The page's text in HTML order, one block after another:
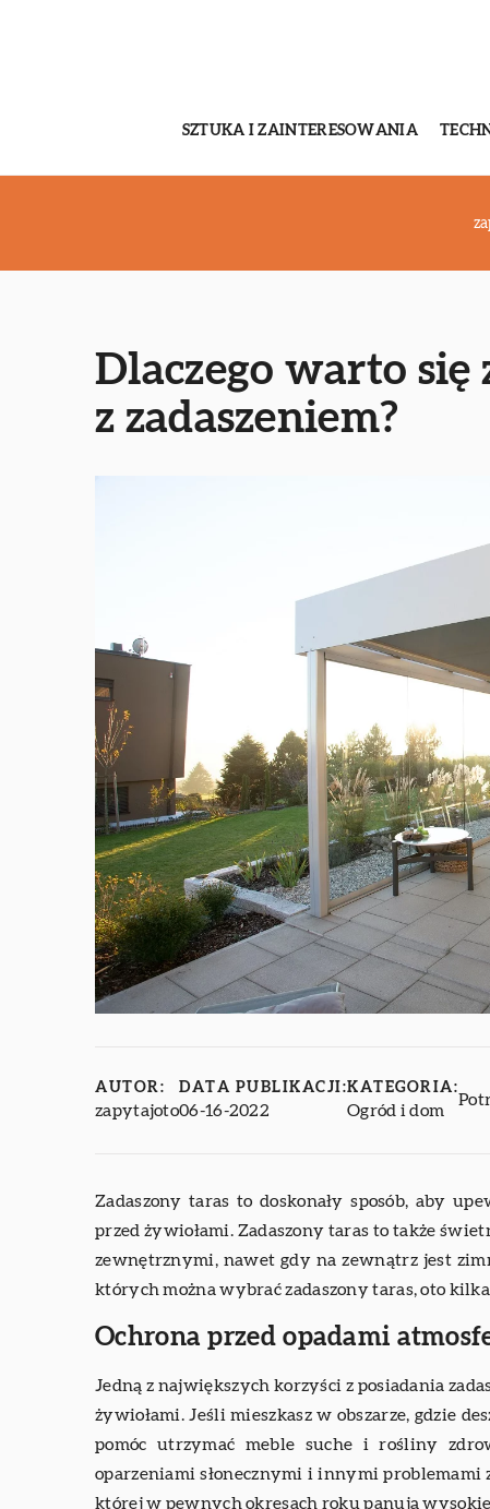
SZTUKA I ZAINTERESOWANIA
Dlaczego warto się
z zadaszeniem?
AUTOR:
zapytajoto
DATA PUBLIKACJI:
06-16-2022
KATEGORIA:
Ogród i dom
Zadaszony taras to doskonały sposób, aby
przed żywiołami. Zadaszony taras to także
zewnętrznymi, nawet gdy na zewnątrz jest
których można wybrać zadaszony taras, oto
Ochrona przed opadami
Jedną z największych korzyści z posiadania
żywiołami. Jeśli mieszkasz w obszarze, gdzie
pomóc utrzymać meble suche i rośliny
oparzeniami słonecznymi i innymi problemami
której w pewnych okresach roku panują